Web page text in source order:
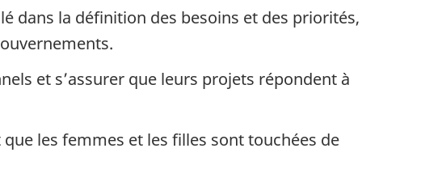
dans la définition des besoins et des priorités,
et s’assurer que leurs projets répondent à
les femmes et les filles sont touchées de